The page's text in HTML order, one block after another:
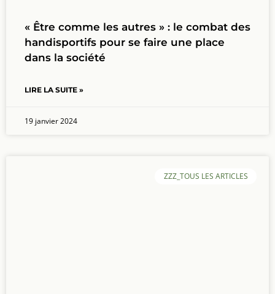
« Être comme les autres » : le combat des
handisportifs pour se faire une place
dans la société
LIRE LA SUITE »
19 janvier 2024
ZZZ_TOUS LES ARTICLES